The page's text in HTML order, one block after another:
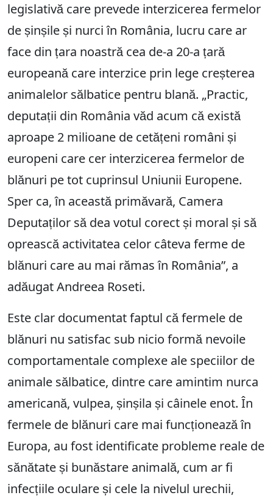
legislativă care prevede interzicerea fermelor
de șinșile și nurci în România, lucru care ar
face din țara noastră cea de-a 20-a țară
europeană care interzice prin lege creșterea
animalelor sălbatice pentru blană. „Practic,
deputații din România văd acum că există
aproape 2 milioane de cetățeni români și
europeni care cer interzicerea fermelor de
blănuri pe tot cuprinsul Uniunii Europene.
Sper ca, în această primăvară, Camera
Deputaților să dea votul corect și moral și să
oprească activitatea celor câteva ferme de
blănuri care au mai rămas în România”, a
adăugat Andreea Roseti.
Este clar documentat faptul că fermele de
blănuri nu satisfac sub nicio formă nevoile
comportamentale complexe ale speciilor de
animale sălbatice, dintre care amintim nurca
americană, vulpea, șinșila și câinele enot. În
fermele de blănuri care mai funcționează în
Europa, au fost identificate probleme reale de
sănătate și bunăstare animală, cum ar fi
infecțiile oculare și cele la nivelul urechii,